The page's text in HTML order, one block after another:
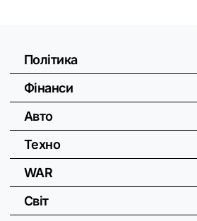
Політика
Фінанси
Авто
Техно
WAR
Світ